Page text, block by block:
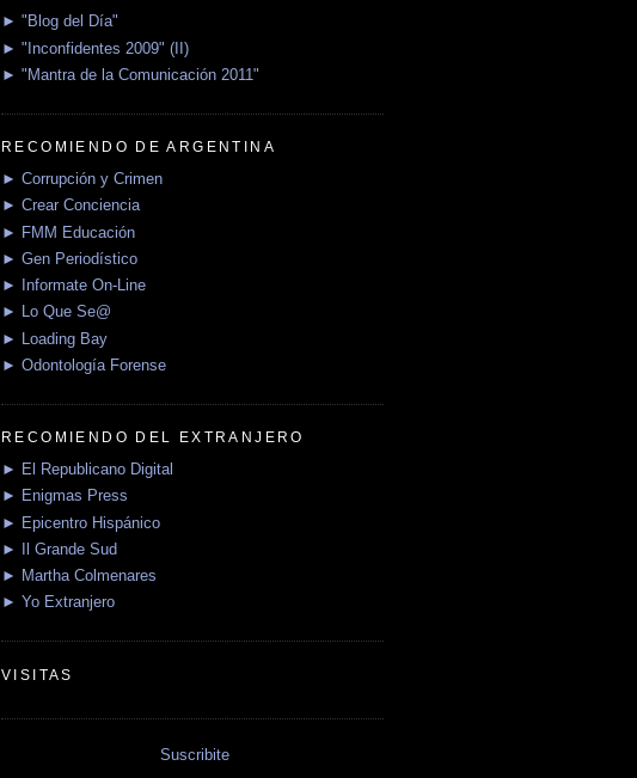
► "Blog del Día"
► "Inconfidentes 2009" (II)
► "Mantra de la Comunicación 2011"
RECOMIENDO DE ARGENTINA
► Corrupción y Crimen
► Crear Conciencia
► FMM Educación
► Gen Periodístico
► Informate On-Line
► Lo Que Se@
► Loading Bay
► Odontología Forense
RECOMIENDO DEL EXTRANJERO
► El Republicano Digital
► Enigmas Press
► Epicentro Hispánico
► Il Grande Sud
► Martha Colmenares
► Yo Extranjero
VISITAS
Suscribite